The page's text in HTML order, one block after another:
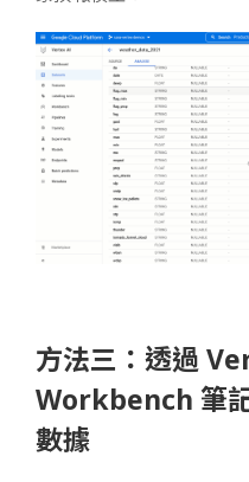
方法三：透過
Workbench 筆
數據